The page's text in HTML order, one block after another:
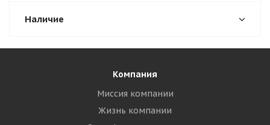
Наличие
Компания
Миссия компании
Жизнь компании